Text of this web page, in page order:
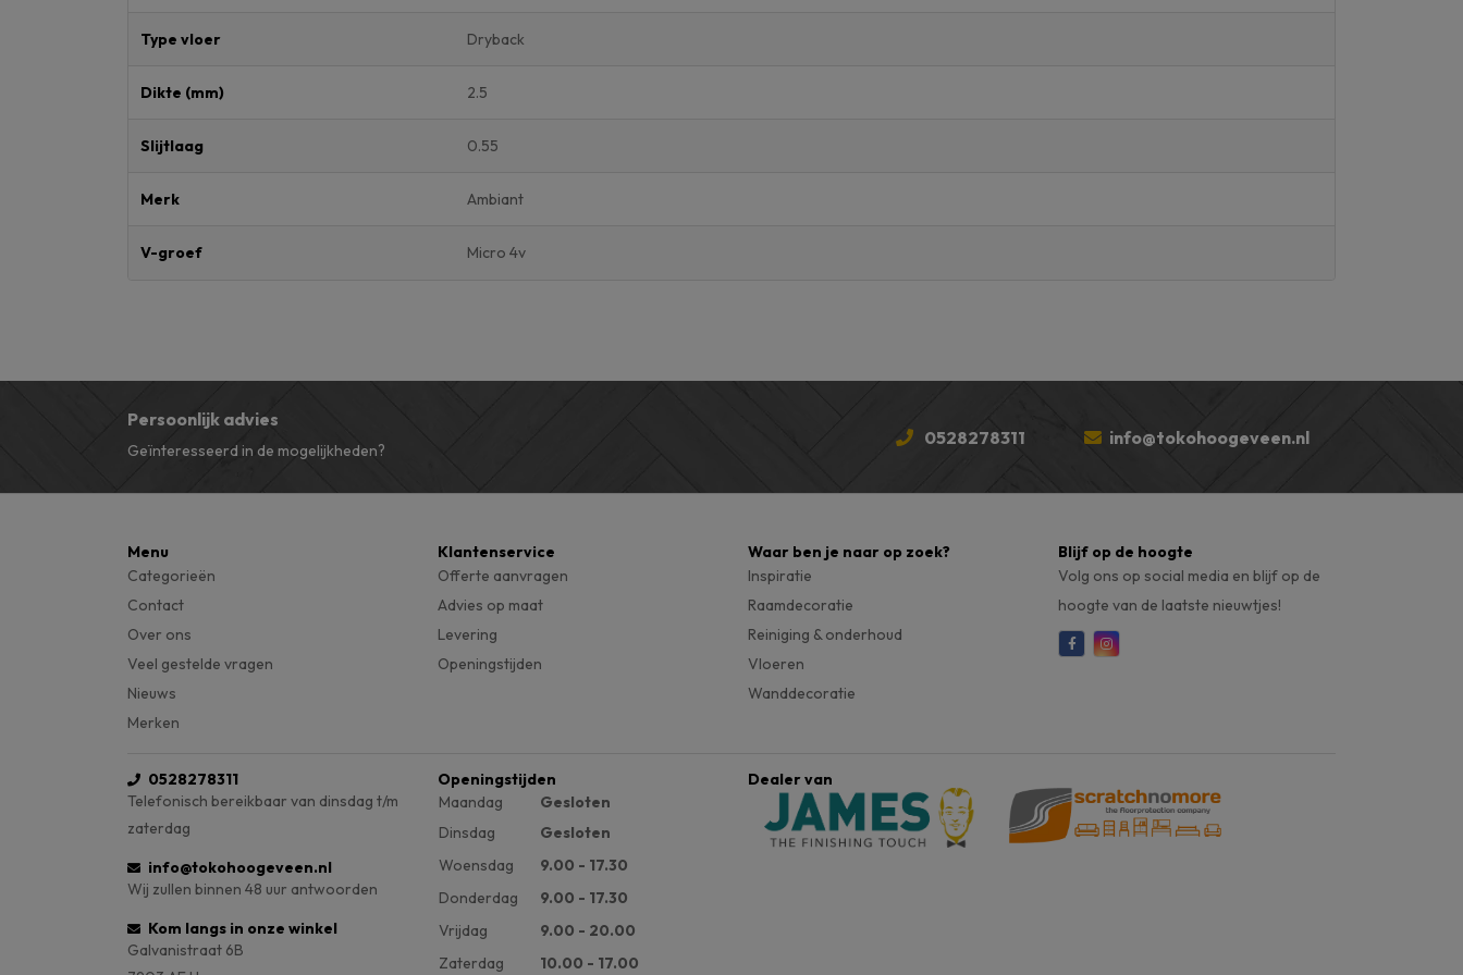
Type vloer Dryback
Dikte (mm) 2.5
Slijtlaag 0.55
Merk Ambiant
V-groef Micro 4v
Persoonlijk advies
Geïnteresseerd in de mogelijkheden?
0528278311 info@tokohoogeveen.nl
Menu
Categorieën
Contact
Over ons
Veel gestelde vragen
Nieuws
Merken
Klantenservice
Offerte aanvragen
Advies op maat
Levering
Openingstijden
Waar ben je naar op zoek?
Inspiratie
Raamdecoratie
Reiniging & onderhoud
Vloeren
Wanddecoratie
Blijf op de hoogte
Volg ons op social media en blijf op de
hoogte van de laatste nieuwtjes!
0528278311
Telefonisch bereikbaar van dinsdag t/m
zaterdag
info@tokohoogeveen.nl
Wij zullen binnen 48 uur antwoorden
Kom langs in onze winkel
Galvanistraat 6B
Openingstijden
Maandag
Gesloten
Dinsdag
Gesloten
Woensdag
9.00 - 17.30
Donderdag
9.00 - 17.30
Vrijdag
9.00 - 20.00
Zaterdag
10.00 - 17.00
Dealer van